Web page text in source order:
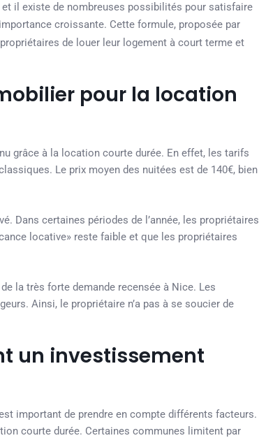
il existe de nombreuses possibilités pour satisfaire
croissante. Cette formule, proposée par
de louer leur logement à court terme et
pour la location
grâce à la location courte durée. En effet, les tarifs
Le prix moyen des nuitées est de 140€, bien
Dans certaines périodes de l’année, les propriétaires
locative» reste faible et que les propriétaires
la très forte demande recensée à Nice. Les
Ainsi, le propriétaire n’a pas à se soucier de
un investissement
important de prendre en compte différents facteurs.
courte durée. Certaines communes limitent par